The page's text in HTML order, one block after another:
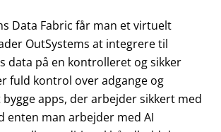
Data Fabric får man et virtuelt
OutSystems at integrere til
data på en kontrolleret og sikker
fuld kontrol over adgange og
apps, der arbejder sikkert med
enten man arbejder med AI